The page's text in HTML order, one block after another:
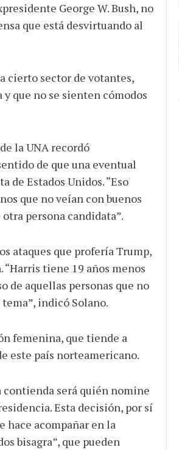
George W. Bush, no
que está desvirtuando al
cierto sector de votantes,
que no se sienten cómodos
la UNA recordó
de que una eventual
de Estados Unidos. “Eso
que no veían con buenos
persona candidata”.
ataques que profería Trump,
tiene 19 años menos
de aquellas personas que no
indicó Solano.
femenina, que tiende a
este país norteamericano.
contienda será quién nomine
Esta decisión, por sí
hace acompañar en la
bisagra”, que pueden